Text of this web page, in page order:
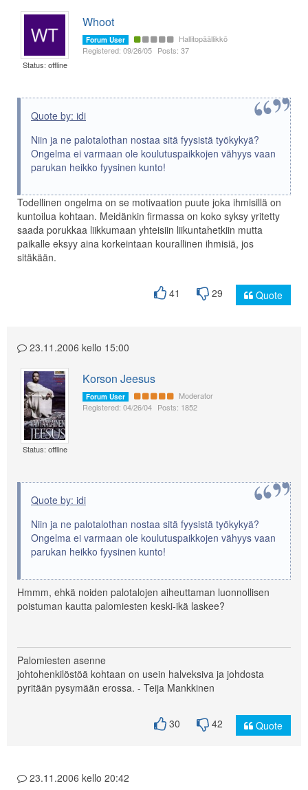
Status: offline
Whoot
Forum User
Hallitopäällikkö
Registered: 09/26/05 Posts: 37
Quote by: idi
Niin ja ne palotalothan nostaa sitä fyysistä työkykyä?
Ongelma ei varmaan ole koulutuspaikkojen vähyys vaan
parukan heikko fyysinen kunto!
Todellinen ongelma on se motivaation puute joka ihmisillä on
kuntoilua kohtaan. Meidänkin firmassa on koko syksy yritetty
saada porukkaa liikkumaan yhteisiin liikuntahetkiin mutta
paikalle eksyy aina korkeintaan kourallinen ihmisiä, jos
sitäkään.
41 29 Quote
23.11.2006 kello 15:00
Status: offline
Korson Jeesus
Forum User
Moderator
Registered: 04/26/04 Posts: 1852
Quote by: idi
Niin ja ne palotalothan nostaa sitä fyysistä työkykyä?
Ongelma ei varmaan ole koulutuspaikkojen vähyys vaan
parukan heikko fyysinen kunto!
Hmmm, ehkä noiden palotalojen aiheuttaman luonnollisen
poistuman kautta palomiesten keski-ikä laskee?
Palomiesten asenne
johtohenkilöstöä kohtaan on usein halveksiva ja johdosta
pyritään pysymään erossa. - Teija Mankkinen
30 42 Quote
23.11.2006 kello 20:42